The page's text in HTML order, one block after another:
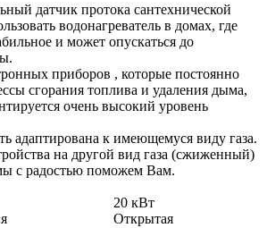
датчик протока сантехнической
водонагреватель в домах, где
и может опускаться до
приборов , которые постоянно
сгорания топлива и удаления дыма,
очень высокий уровень
адаптирована к имеющемуся виду газа.
на другой вид газа (сжиженный)
с радостью поможем Вам.
20 кВт
Открытая